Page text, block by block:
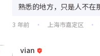
熟悉的地方，只是人不在
3 年前 • 上海市嘉定区 •
vian